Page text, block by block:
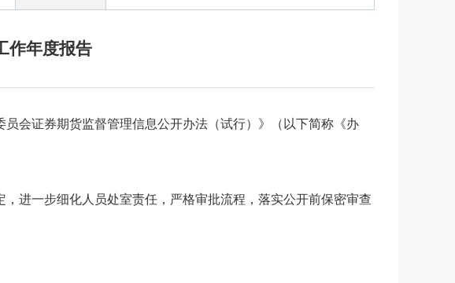
作年度报告
会证券期货监督管理信息公开办法（试行）》（以下简称《办
进一步细化人员处室责任，严格审批流程，落实公开前保密审查